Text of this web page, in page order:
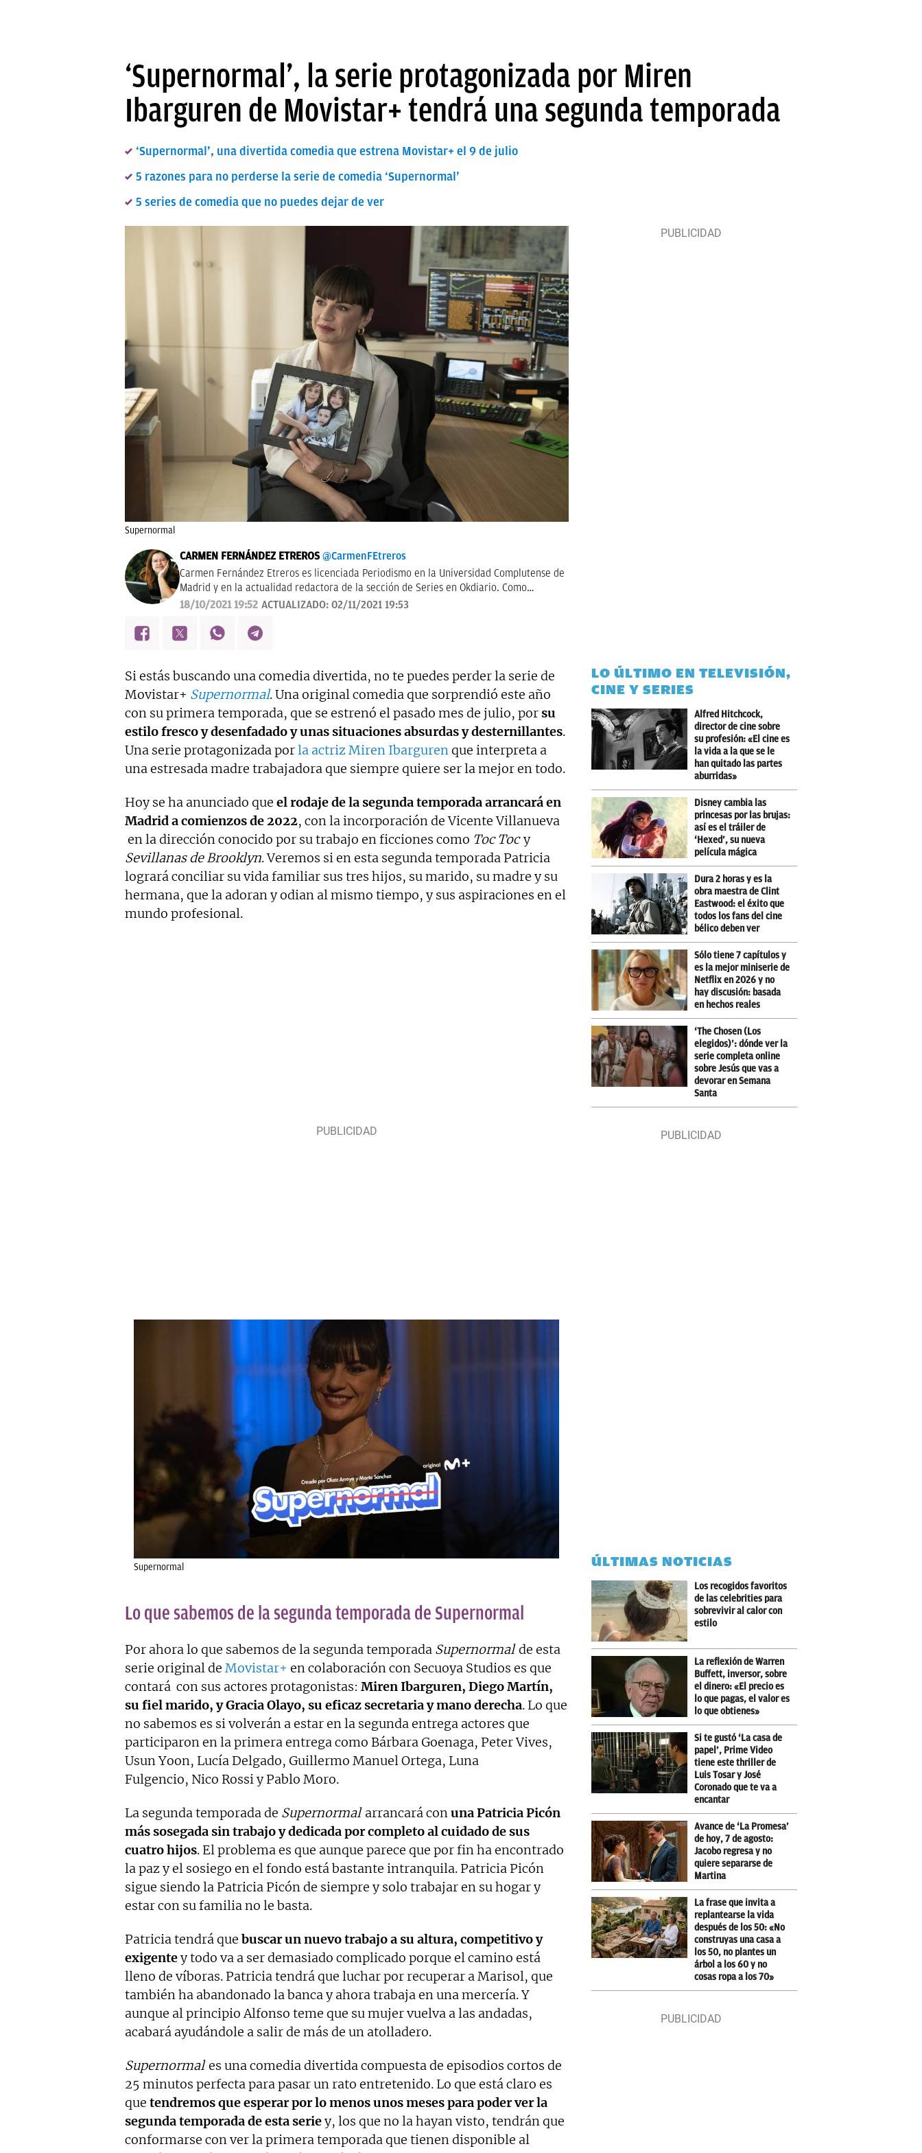
‘Supernormal’, la serie protagonizada por Miren
Ibarguren de Movistar+ tendrá una segunda temporada
‘Supernormal’, una divertida comedia que estrena Movistar+ el 9 de julio
5 razones para no perderse la serie de comedia ‘Supernormal’
5 series de comedia que no puedes dejar de ver
Supernormal
CARMEN FERNÁNDEZ ETREROS @CarmenFEtreros
Carmen Fernández Etreros es licenciada Periodismo en la Universidad Complutense de
Madrid y en la actualidad redactora de la sección de Series en Okdiario. Como
periodista ha colaborado con numerosos medios de comunicación como el diario ABC,
editorial como redactora, correctora y editora. Autora de las novelas gráficas de la
18/10/2021 19:52 ACTUALIZADO: 02/11/2021 19:53
Si estás buscando una comedia divertida, no te puedes perder la serie de
Movistar+ Supernormal. Una original comedia que sorprendió este año
con su primera temporada, que se estrenó el pasado mes de julio, porsu
estilo fresco y desenfadado y unas situaciones absurdas y desternillantes.
Una serie protagonizada porla actriz Miren Ibargurenque interpreta a
una estresada madre trabajadora que siempre quiere ser la mejor en todo.
Hoy se ha anunciado que el rodaje de la segunda temporada arrancará en
Madrid a comienzos de 2022, con la incorporación de Vicente Villanueva
en la dirección conocido por su trabajo en ficciones como Toc Tocy
Sevillanas de Brooklyn. Veremos si en esta segunda temporada Patricia
logrará conciliar su vida familiar sus tres hijos, su marido, su madre y su
hermana, que la adoran y odian al mismo tiempo, y sus aspiraciones en el
mundo profesional.
Supernormal
Lo que sabemos de la segunda temporada de Supernormal
Por ahora lo que sabemos de la segunda temporada Supernormalde esta
serie original de Movistar+ en colaboración con Secuoya Studios es que
contará con sus actores protagonistas: Miren Ibarguren, Diego Martín,
su fiel marido, y Gracia Olayo, su eficaz secretaria y mano derecha. Lo que
no sabemos es si volverán a estar en la segunda entrega actores que
participaron en la primera entrega como Bárbara Goenaga, Peter Vives,
Usun Yoon, Lucía Delgado, Guillermo Manuel Ortega, Luna
Fulgencio, Nico Rossi y Pablo Moro.
La segunda temporada de Supernormalarrancará conuna Patricia Picón
más sosegada sin trabajo y dedicada por completo al cuidado de sus
cuatro hijos. El problema es que aunque parece que por fin ha encontrado
la paz y el sosiego en el fondo está bastante intranquila. Patricia Picón
sigue siendo la Patricia Picón de siempre y solo trabajar en su hogar y
estar con su familia no le basta.
Patricia tendrá que buscar un nuevo trabajo a su altura, competitivo y
exigentey todo va a ser demasiado complicado porque el camino está
lleno de víboras. Patricia tendrá que luchar por recuperar a Marisol, que
también ha abandonado la banca y ahora trabaja en una mercería. Y
aunque al principio Alfonso teme que su mujer vuelva a las andadas,
acabará ayudándole a salir de más de un atolladero.
Supernormales una comedia divertida compuesta de episodios cortos de
25 minutos perfecta para pasar un rato entretenido. Lo que está claro es
que tendremos que esperar por lo menos unos meses para poder ver la
segunda temporada de esta seriey, los que no la hayan visto, tendrán que
conformarse con ver la primera temporada que tienen disponible al
LO ÚLTIMO EN TELEVISIÓN,
CINE Y SERIES
Alfred Hitchcock,
director de cine sobre
su profesión: «El cine es
la vida a la que se le
han quitado las partes
aburridas»
Disney cambia las
princesas por las brujas:
así es el tráiler de
‘Hexed’, su nueva
película mágica
Dura 2 horas y es la
obra maestra de Clint
Eastwood: el éxito que
todos los fans del cine
bélico deben ver
Sólo tiene 7 capítulos y
es la mejor miniserie de
Netflix en 2026 y no
hay discusión: basada
en hechos reales
‘The Chosen (Los
elegidos)’: dónde ver la
serie completa online
sobre Jesús que vas a
devorar en Semana
Santa
ÚLTIMAS NOTICIAS
Los recogidos favoritos
de las celebrities para
sobrevivir al calor con
estilo
La reflexión de Warren
Buffett, inversor, sobre
el dinero: «El precio es
lo que pagas, el valor es
lo que obtienes»
Si te gustó ‘La casa de
papel’, Prime Video
tiene este thriller de
Luis Tosar y José
Coronado que te va a
encantar
Avance de ‘La Promesa’
de hoy, 7 de agosto:
Jacobo regresa y no
quiere separarse de
Martina
La frase que invita a
replantearse la vida
después de los 50: «No
construyas una casa a
los 50, no plantes un
árbol a los 60 y no
cosas ropa a los 70»